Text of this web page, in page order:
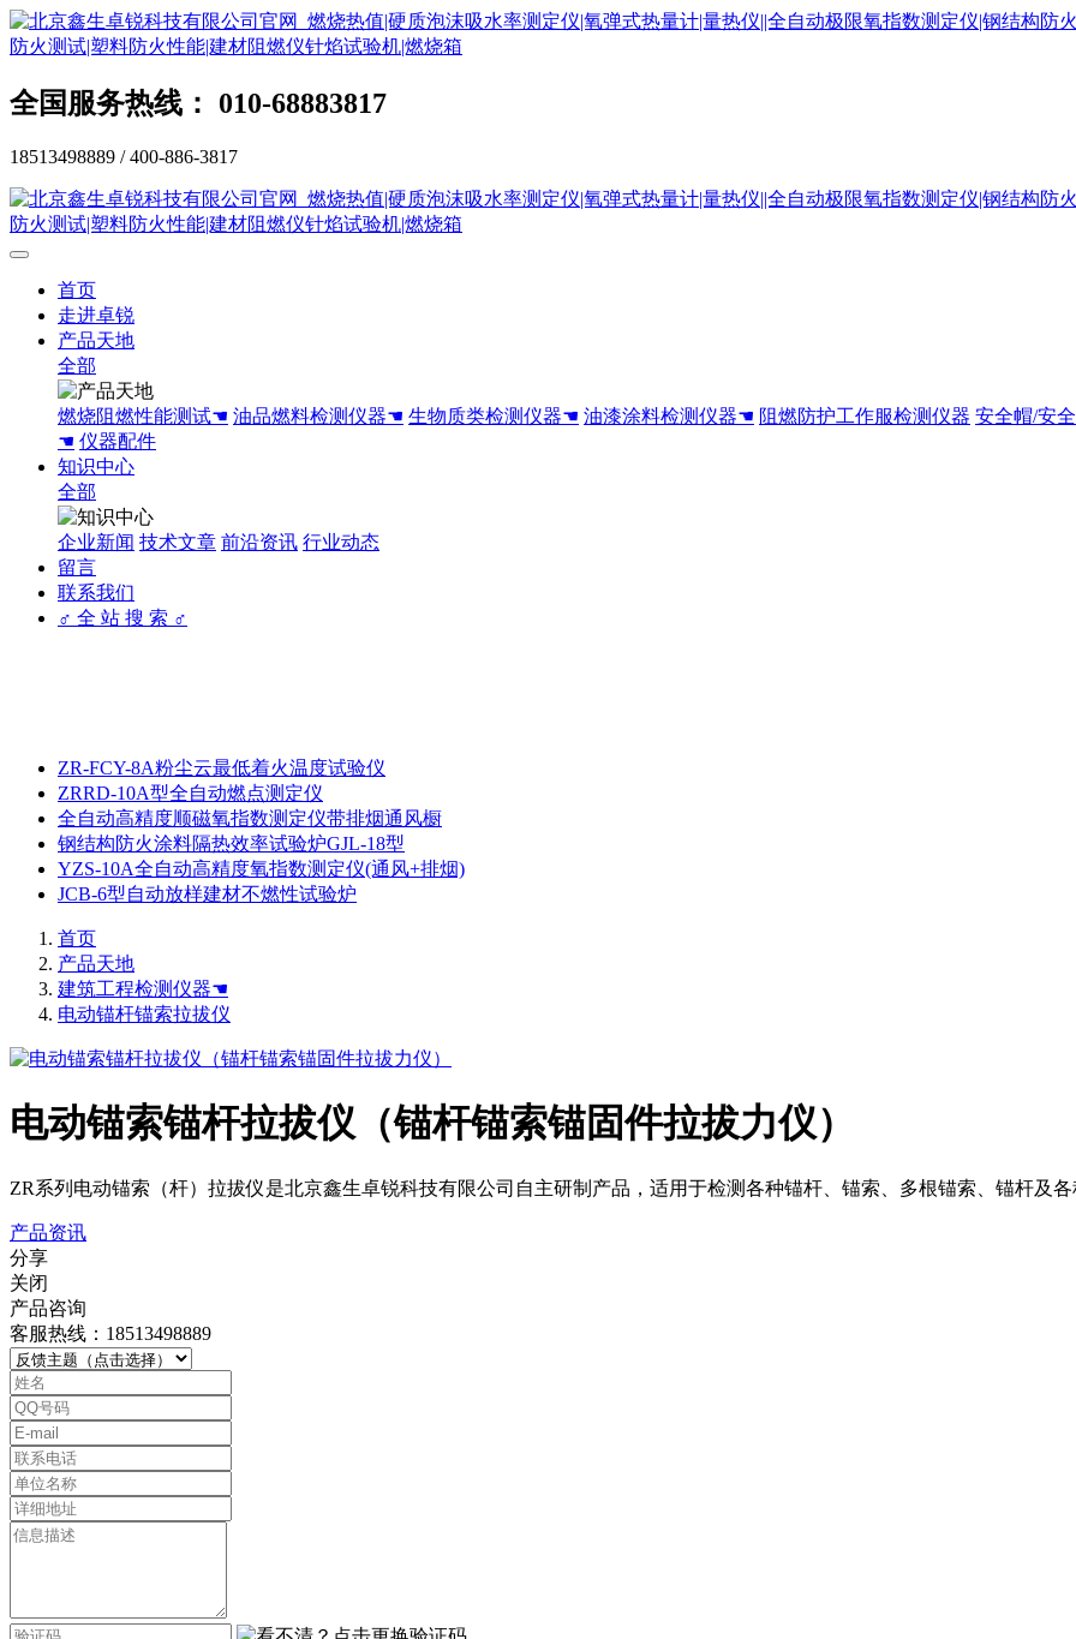
全国服务热线： 010-68883817
18513498889 / 400-886-3817
首页
走进卓锐
产品天地
全部
燃烧阻燃性能测试☚ 油品燃料检测仪器☚ 生物质类检测仪器☚ 油漆涂料检测仪器☚ 阻燃防护工作服检测仪器 安全帽/安
☚ 仪器配件
知识中心
全部
企业新闻 技术文章 前沿资讯 行业动态
留言
联系我们
♂ 全 站 搜 索 ♂
ZR-FCY-8A粉尘云最低着火温度试验仪
ZRRD-10A型全自动燃点测定仪
全自动高精度顺磁氧指数测定仪带排烟通风橱
钢结构防火涂料隔热效率试验炉GJL-18型
YZS-10A全自动高精度氧指数测定仪(通风+排烟)
JCB-6型自动放样建材不燃性试验炉
首页
产品天地
建筑工程检测仪器☚
电动锚杆锚索拉拔仪
电动锚索锚杆拉拔仪（锚杆锚索锚固件拉拔力仪）
ZR系列电动锚索（杆）拉拔仪是北京鑫生卓锐科技有限公司自主研制产品，适用于检测各种锚杆、锚索、多根锚索、锚杆及各
产品资讯
分享
关闭
产品咨询
客服热线：18513498889